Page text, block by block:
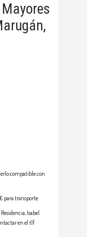
compatible con
para transporte
Isabel
en el tlf